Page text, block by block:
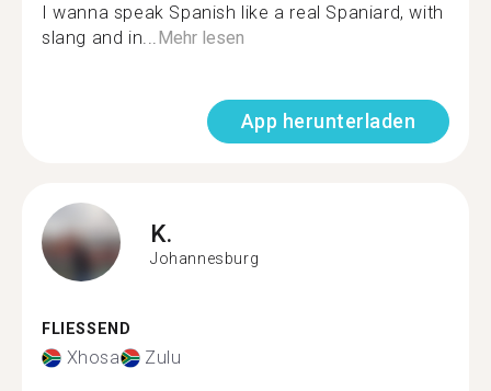
I wanna speak Spanish like a real Spaniard, with
slang and in... Mehr lesen
App herunterladen
K.
Johannesburg
FLIESSEND
Xhosa Zulu